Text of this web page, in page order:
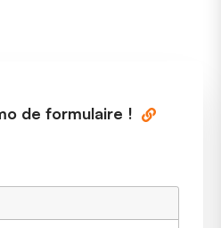
de formulaire !